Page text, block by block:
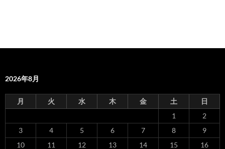
2026年8月
月 火 水 木 金 土
日
1
2
3
4 5 6 7 8
9
10
11 12 13 14 15
16